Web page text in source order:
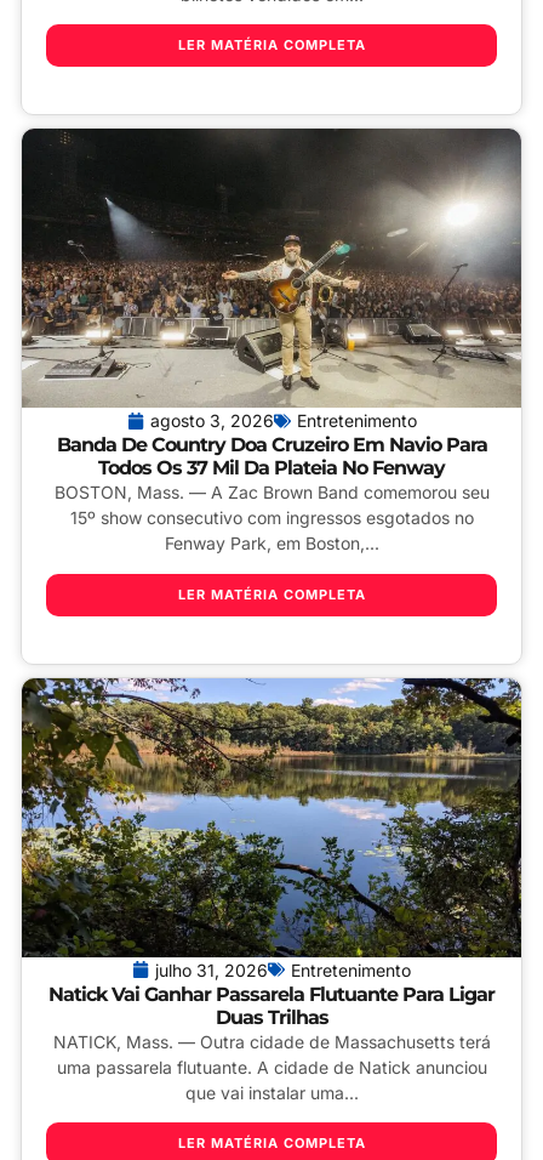
LER MATÉRIA COMPLETA
agosto 3, 2026 Entretenimento
Banda De Country Doa Cruzeiro Em Navio Para
Todos Os 37 Mil Da Plateia No Fenway
BOSTON, Mass. — A Zac Brown Band comemorou seu
15º show consecutivo com ingressos esgotados no
Fenway Park, em Boston,...
LER MATÉRIA COMPLETA
julho 31, 2026 Entretenimento
Natick Vai Ganhar Passarela Flutuante Para Ligar
Duas Trilhas
NATICK, Mass. — Outra cidade de Massachusetts terá
uma passarela flutuante. A cidade de Natick anunciou
que vai instalar uma...
LER MATÉRIA COMPLETA